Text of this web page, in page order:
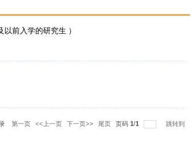
前入学的研究生 ）
第一页 <<上一页 下一页>> 尾页 页码 1/1 跳转到